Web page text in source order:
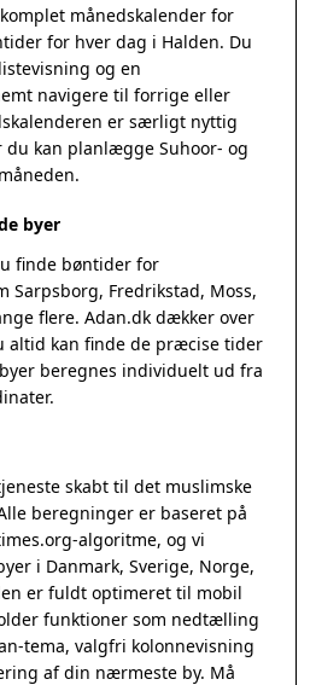
månedskalender for
for hver dag i Halden. Du
og en
navigere til forrige eller
er særligt nyttig
du kan planlægge Suhoor- og
byer
finde bøntider for
Sarpsborg, Fredrikstad, Moss,
flere. Adan.dk dækker over
altid kan finde de præcise tider
beregnes individuelt ud fra
skabt til det muslimske
beregninger er baseret på
-algoritme, og vi
i Danmark, Sverige, Norge,
er fuldt optimeret til mobil
funktioner som nedtælling
tema, valgfri kolonnevisning
af din nærmeste by. Må